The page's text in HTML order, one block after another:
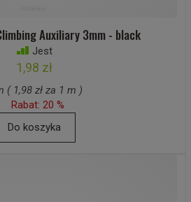
Auxiliary 3mm - black
Jest
1,98 zł
( 1,98 zł za 1 m )
Rabat: 20 %
Do koszyka